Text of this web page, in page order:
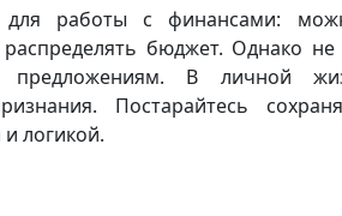
для работы с финансами:
бюджет. Однако не
предложениям. В личной
Постарайтесь
логикой.